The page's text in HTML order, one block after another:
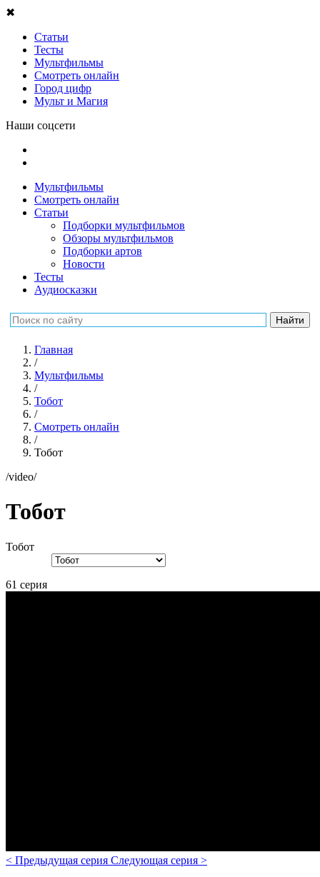
✖
Статьи
Тесты
Мультфильмы
Смотреть онлайн
Город цифр
Мульт и Магия
Наши соцсети
Мультфильмы
Смотреть онлайн
Статьи
Подборки мультфильмов
Обзоры мультфильмов
Подборки артов
Новости
Тесты
Аудиосказки
Главная
/
Мультфильмы
/
Тобот
/
Смотреть онлайн
/
Тобот
/video/
Тобот
Тобот
61 серия
< Предыдущая серия Следующая серия >